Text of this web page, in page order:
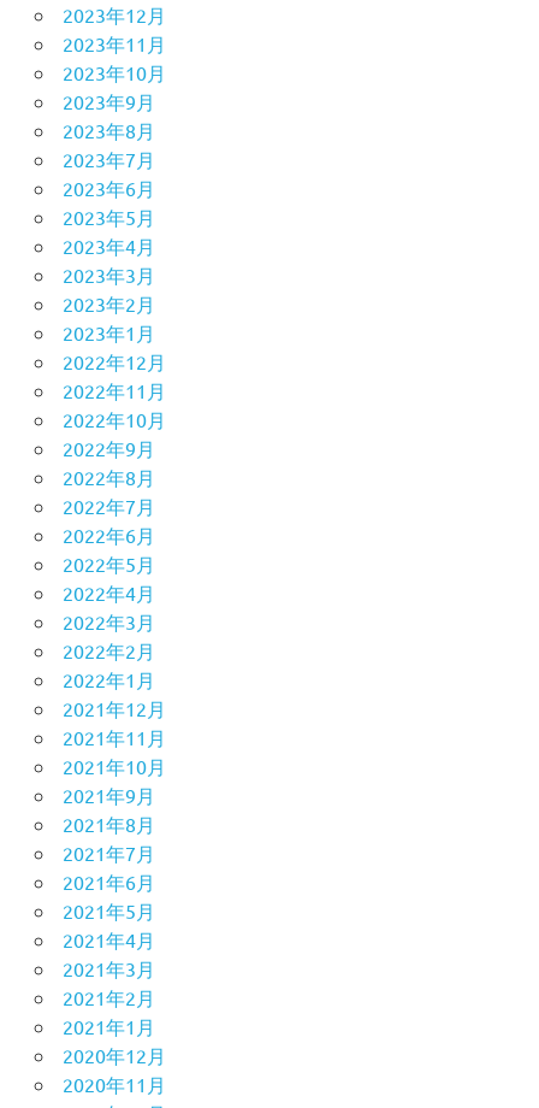
2023年12月
2023年11月
2023年10月
2023年9月
2023年8月
2023年7月
2023年6月
2023年5月
2023年4月
2023年3月
2023年2月
2023年1月
2022年12月
2022年11月
2022年10月
2022年9月
2022年8月
2022年7月
2022年6月
2022年5月
2022年4月
2022年3月
2022年2月
2022年1月
2021年12月
2021年11月
2021年10月
2021年9月
2021年8月
2021年7月
2021年6月
2021年5月
2021年4月
2021年3月
2021年2月
2021年1月
2020年12月
2020年11月